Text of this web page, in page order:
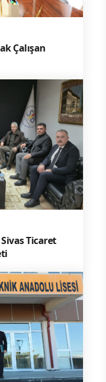
Çalışan
Ticaret